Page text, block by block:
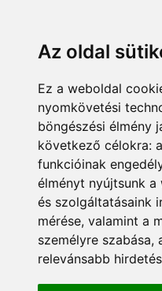
Az oldal
Ez a weboldal
nyomkövetési
böngészési élmény
következő célokra:
funkcióinak
élményt nyújtsunk a
és szolgáltatásaink
mérése, valamint a
személyre szabása,
relevánsabb